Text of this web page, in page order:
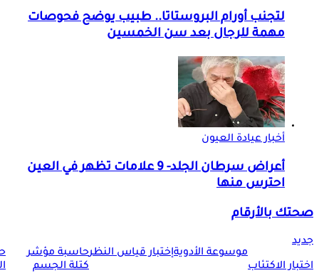
لتجنب أورام البروستاتا.. طبيب يوضح فحوصات
مهمة للرجال بعد سن الخمسين
أخبار عيادة العيون
أعراض سرطان الجلد- 9 علامات تظهر في العين
احترس منها
صحتك بالأرقام
جديد
اختبار الاكتئاب
موسوعة الأدويةإختبار قياس النظرحاسبة مؤشر
كتلة الجسم